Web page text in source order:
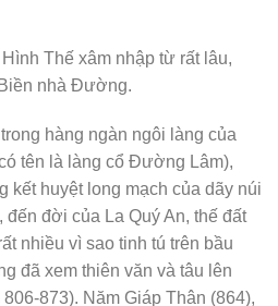
Thế xâm nhập từ rất lâu,
nhà Đường.
hàng ngàn ngôi làng của
tên là làng cổ Đường Lâm),
kết huyệt long mạch của dãy núi
đời của La Quý An, thế đất
nhiều vì sao tinh tú trên bầu
đã xem thiên văn và tâu lên
873). Năm Giáp Thân (864),